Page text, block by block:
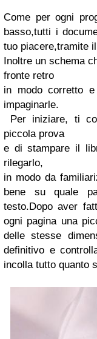
Come per ogni
basso,tutti i
tuo piacere,tramite
Inoltre un schema
fronte retro
in modo corretto
impaginarle.
Per iniziare, ti
piccola prova
e di stampare il
rilegarlo,
in modo da
bene su quale
testo.Dopo aver
ogni pagina una
delle stesse
definitivo e
incolla tutto quanto